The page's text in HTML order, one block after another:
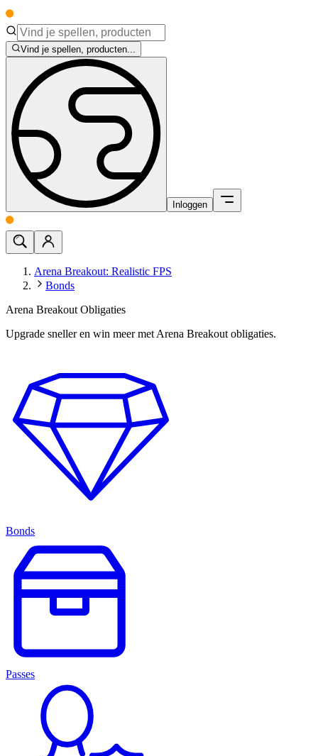
Vind je spellen, producten...
Inloggen
Arena Breakout: Realistic FPS
Bonds
Arena Breakout Obligaties
Upgrade sneller en win meer met Arena Breakout obligaties.
Bonds
Passes